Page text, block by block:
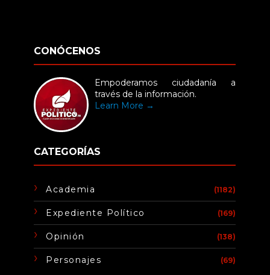
CONÓCENOS
Empoderamos ciudadanía a
través de la información.
Learn More →
CATEGORÍAS
Academia (1182)
Expediente Político (169)
Opinión (138)
Personajes (69)